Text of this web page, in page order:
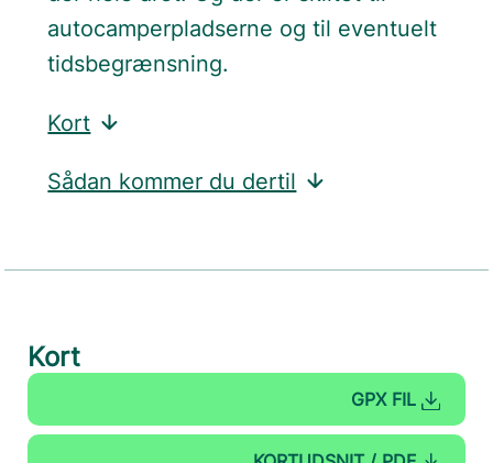
autocamperpladserne og til eventuelt
tidsbegrænsning.
Kort
Sådan kommer du dertil
Kort
GPX FIL